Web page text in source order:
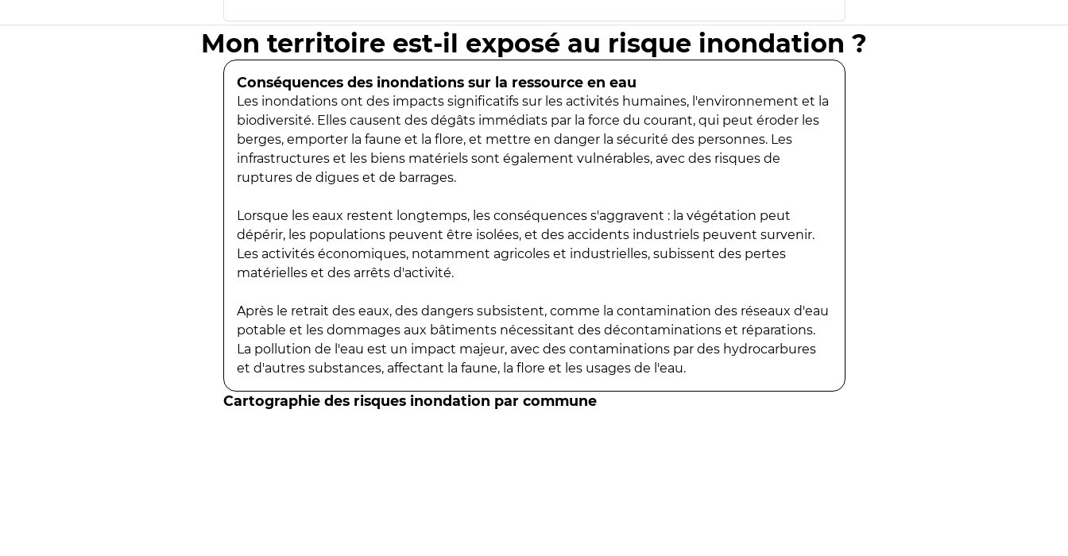
Mon territoire est-il exposé au risque inondation ?
Conséquences des inondations sur la ressource en eau
Les inondations ont des impacts significatifs sur les activités humaines, l'environnement et la
biodiversité. Elles causent des dégâts immédiats par la force du courant, qui peut éroder les
berges, emporter la faune et la flore, et mettre en danger la sécurité des personnes. Les
infrastructures et les biens matériels sont également vulnérables, avec des risques de
ruptures de digues et de barrages.
Lorsque les eaux restent longtemps, les conséquences s'aggravent : la végétation peut
dépérir, les populations peuvent être isolées, et des accidents industriels peuvent survenir.
Les activités économiques, notamment agricoles et industrielles, subissent des pertes
matérielles et des arrêts d'activité.
Après le retrait des eaux, des dangers subsistent, comme la contamination des réseaux d'eau
potable et les dommages aux bâtiments nécessitant des décontaminations et réparations.
La pollution de l'eau est un impact majeur, avec des contaminations par des hydrocarbures
et d'autres substances, affectant la faune, la flore et les usages de l'eau.
Cartographie des risques inondation par commune